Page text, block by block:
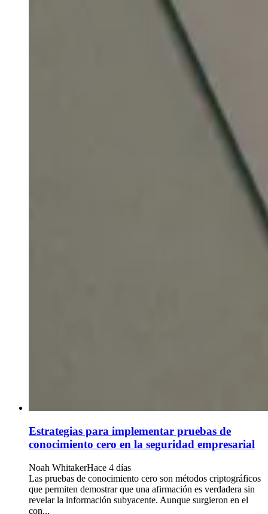
Estrategias para implementar pruebas de
conocimiento cero en la seguridad empresarial
Noah WhitakerHace 4 días
Las pruebas de conocimiento cero son métodos criptográficos
que permiten demostrar que una afirmación es verdadera sin
revelar la información subyacente. Aunque surgieron en el
con...